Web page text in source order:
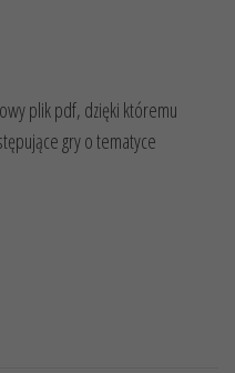
plik pdf, dzięki któremu
gry o tematyce